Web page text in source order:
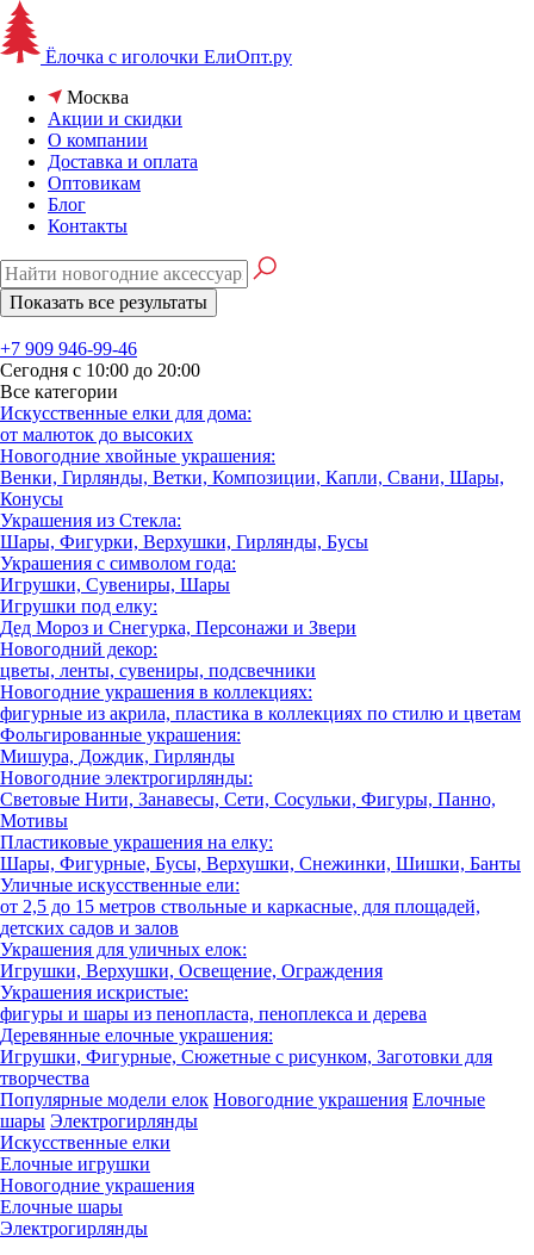
Ёлочка с иголочки ЕлиОпт.ру
Москва
Акции и скидки
О компании
Доставка и оплата
Оптовикам
Блог
Контакты
+7 909 946-99-46
Сегодня с 10:00 до 20:00
Все категории
Искусственные елки для дома:
от малюток до высоких
Новогодние хвойные украшения:
Венки, Гирлянды, Ветки, Композиции, Капли, Свани, Шары,
Конусы
Украшения из Стекла:
Шары, Фигурки, Верхушки, Гирлянды, Бусы
Украшения с символом года:
Игрушки, Сувениры, Шары
Игрушки под елку:
Дед Мороз и Снегурка, Персонажи и Звери
Новогодний декор:
цветы, ленты, сувениры, подсвечники
Новогодние украшения в коллекциях:
фигурные из акрила, пластика в коллекциях по стилю и цветам
Фольгированные украшения:
Мишура, Дождик, Гирлянды
Новогодние электрогирлянды:
Световые Нити, Занавесы, Сети, Сосульки, Фигуры, Панно,
Мотивы
Пластиковые украшения на елку:
Шары, Фигурные, Бусы, Верхушки, Снежинки, Шишки, Банты
Уличные искусственные ели:
от 2,5 до 15 метров ствольные и каркасные, для площадей,
детских садов и залов
Украшения для уличных елок:
Игрушки, Верхушки, Освещение, Ограждения
Украшения искристые:
фигуры и шары из пенопласта, пеноплекса и дерева
Деревянные елочные украшения:
Игрушки, Фигурные, Сюжетные с рисунком, Заготовки для
творчества
Популярные модели елок Новогодние украшения Елочные
шары Электрогирлянды
Искусственные елки
Елочные игрушки
Новогодние украшения
Елочные шары
Электрогирлянды